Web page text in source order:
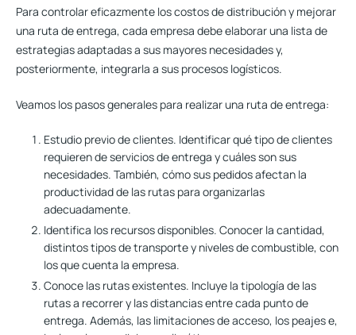
Para controlar eficazmente los costos de distribución y mejorar
una ruta de entrega, cada empresa debe elaborar una lista de
estrategias adaptadas a sus mayores necesidades y,
posteriormente, integrarla a sus procesos logísticos.
Veamos los pasos generales para realizar una ruta de entrega:
Estudio previo de clientes. Identificar qué tipo de clientes
requieren de servicios de entrega y cuáles son sus
necesidades. También, cómo sus pedidos afectan la
productividad de las rutas para organizarlas
adecuadamente.
Identifica los recursos disponibles. Conocer la cantidad,
distintos tipos de transporte y niveles de combustible, con
los que cuenta la empresa.
Conoce las rutas existentes. Incluye la tipología de las
rutas a recorrer y las distancias entre cada punto de
entrega. Además, las limitaciones de acceso, los peajes e,